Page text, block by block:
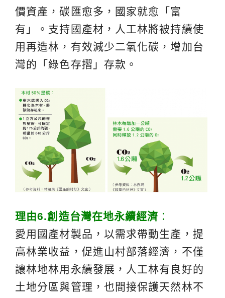
價資產，碳匯愈多，國家就愈「富
有」。支持國產材，人工林將被持續使
用再造林，有效減少二氧化碳，增加台
灣的「綠色存摺」存款。
理由6.創造台灣在地永續經濟 ：
愛用國產材製品，以需求帶動生產，提
高林業收益，促進山村部落經濟，不僅
讓林地林用永續發展，人工林有良好的
土地分區與管理，也間接保護天然林不